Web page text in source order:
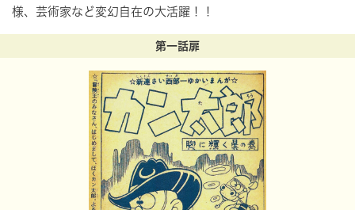
様、芸術家など変幻自在の大活躍！！
第一話扉